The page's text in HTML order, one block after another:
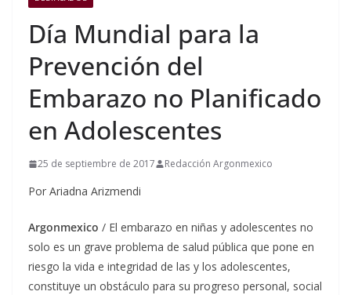
Día Mundial para la
Prevención del
Embarazo no Planificado
en Adolescentes
25 de septiembre de 2017 Redacción Argonmexico
Por Ariadna Arizmendi
Argonmexico / El embarazo en niñas y adolescentes no
solo es un grave problema de salud pública que pone en
riesgo la vida e integridad de las y los adolescentes,
constituye un obstáculo para su progreso personal, social